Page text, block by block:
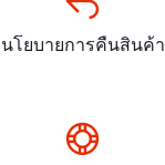
นโยบายการคืนสินค้า